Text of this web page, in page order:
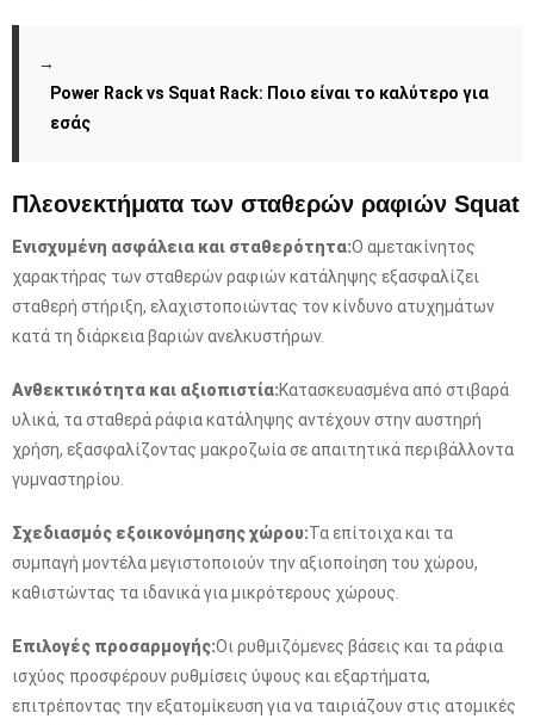
→
Power Rack vs Squat Rack: Ποιο είναι το καλύτερο για
εσάς
Πλεονεκτήματα των σταθερών ραφιών Squat
Ενισχυμένη ασφάλεια και σταθερότητα:Ο αμετακίνητος
χαρακτήρας των σταθερών ραφιών κατάληψης εξασφαλίζει
σταθερή στήριξη, ελαχιστοποιώντας τον κίνδυνο ατυχημάτων
κατά τη διάρκεια βαριών ανελκυστήρων.
Ανθεκτικότητα και αξιοπιστία:Κατασκευασμένα από στιβαρά
υλικά, τα σταθερά ράφια κατάληψης αντέχουν στην αυστηρή
χρήση, εξασφαλίζοντας μακροζωία σε απαιτητικά περιβάλλοντα
γυμναστηρίου.
Σχεδιασμός εξοικονόμησης χώρου:Τα επίτοιχα και τα
συμπαγή μοντέλα μεγιστοποιούν την αξιοποίηση του χώρου,
καθιστώντας τα ιδανικά για μικρότερους χώρους.
Επιλογές προσαρμογής:Οι ρυθμιζόμενες βάσεις και τα ράφια
ισχύος προσφέρουν ρυθμίσεις ύψους και εξαρτήματα,
επιτρέποντας την εξατομίκευση για να ταιριάζουν στις ατομικές